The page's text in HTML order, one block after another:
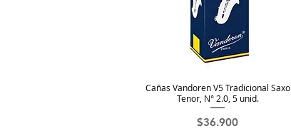
Vista rápida
Cañas Vandoren V5 Tradicional Saxo
Tenor, N° 2.0, 5 unid.
Precio
$36.900